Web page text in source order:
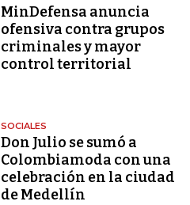
MinDefensa anuncia
ofensiva contra grupos
criminales y mayor
control territorial
SOCIALES
Don Julio se sumó a
Colombiamoda con una
celebración en la ciudad
de Medellín